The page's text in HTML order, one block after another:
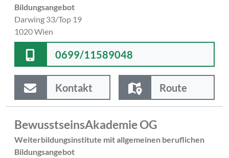
Bildungsangebot
Darwing 33/Top 19
1020 Wien
0699/11589048
Kontakt Route
BewusstseinsAkademie OG
Weiterbildungsinstitute mit allgemeinen beruflichen
Bildungsangebot